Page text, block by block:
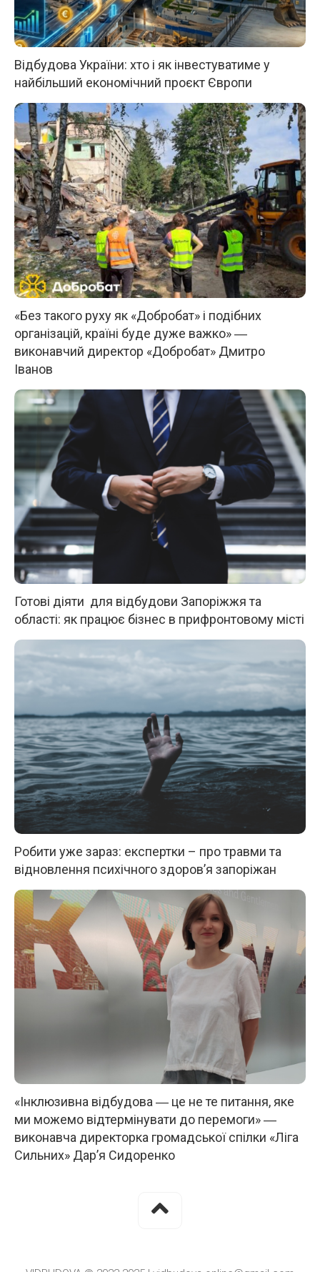
Відбудова України: хто і як інвестуватиме у
найбільший економічний проєкт Європи
«Без такого руху як «Добробат» і подібних
організацій, країні буде дуже важко» ―
виконавчий директор «Добробат» Дмитро
Іванов
Готові діяти для відбудови Запоріжжя та
області: як працює бізнес в прифронтовому місті
Робити уже зараз: експертки – про травми та
відновлення психічного здоров’я запоріжан
«Інклюзивна відбудова ― це не те питання, яке
ми можемо відтермінувати до перемоги» ―
виконавча директорка громадської спілки «Ліга
Сильних» Дар’я Сидоренко